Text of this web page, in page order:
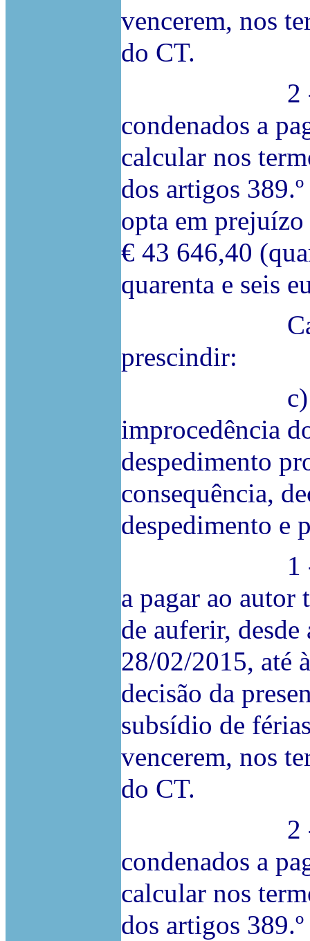
vencerem, nos
do CT.
2 -
condenados a
calcular nos
dos artigos
opta em
€ 43 646,40
quarenta e seis
Caso
prescindir:
c) Deve o
improcedência
despedimento
consequência,
despedimento e
1 - Devem
a pagar ao autor
de auferir, desde
28/02/2015, até
decisão da
subsídio de
vencerem, nos
do CT.
2 -
condenados a
calcular nos
dos artigos